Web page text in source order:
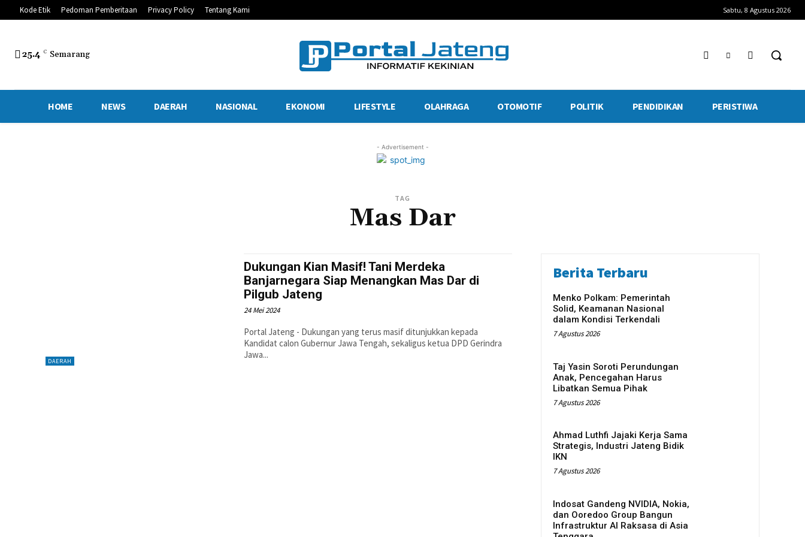
Kode Etik Pedoman Pemberitaan Privacy Policy Tentang Kami Sabtu, 8 Agustus 2026
25.4 C Semarang
HOME NEWS DAERAH NASIONAL EKONOMI LIFESTYLE OLAHRAGA OTOMOTIF POLITIK PENDIDIKAN PERISTIWA
- Advertisement -
TAG
Mas Dar
DAERAH
Dukungan Kian Masif! Tani Merdeka
Banjarnegara Siap Menangkan Mas Dar di
Pilgub Jateng
24 Mei 2024
Portal Jateng - Dukungan yang terus masif ditunjukkan kepada
Kandidat calon Gubernur Jawa Tengah, sekaligus ketua DPD Gerindra
Jawa...
Berita Terbaru
Menko Polkam: Pemerintah
Solid, Keamanan Nasional
dalam Kondisi Terkendali
7 Agustus 2026
Taj Yasin Soroti Perundungan
Anak, Pencegahan Harus
Libatkan Semua Pihak
7 Agustus 2026
Ahmad Luthfi Jajaki Kerja Sama
Strategis, Industri Jateng Bidik
IKN
7 Agustus 2026
Indosat Gandeng NVIDIA, Nokia,
dan Ooredoo Group Bangun
Infrastruktur AI Raksasa di Asia